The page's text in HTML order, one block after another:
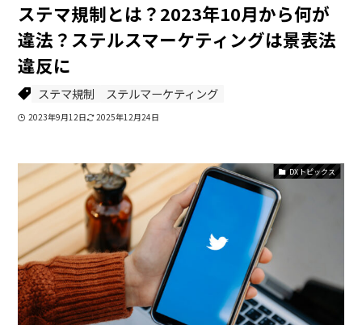
ステマ規制とは？2023年10月から何が
違法？ステルスマーケティングは景表法
違反に
ステマ規制 ステルマーケティング
2023年9月12日 2025年12月24日
DXトピックス